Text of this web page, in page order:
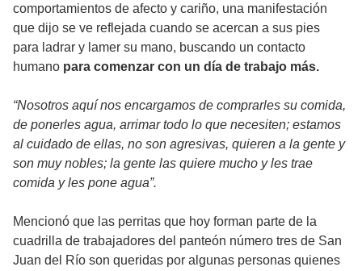
comportamientos de afecto y cariño, una manifestación
que dijo se ve reflejada cuando se acercan a sus pies
para ladrar y lamer su mano, buscando un contacto
humano para comenzar con un día de trabajo más.
“Nosotros aquí nos encargamos de comprarles su comida,
de ponerles agua, arrimar todo lo que necesiten; estamos
al cuidado de ellas, no son agresivas, quieren a la gente y
son muy nobles; la gente las quiere mucho y les trae
comida y les pone agua”.
Mencionó que las perritas que hoy forman parte de la
cuadrilla de trabajadores del panteón número tres de San
Juan del Río son queridas por algunas personas quienes